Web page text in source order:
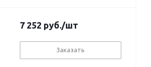
7 252 руб./шт
Заказать